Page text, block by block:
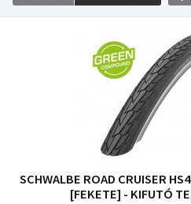
SCHWALBE ROAD CRUISER
[FEKETE] - KIFUTÓ